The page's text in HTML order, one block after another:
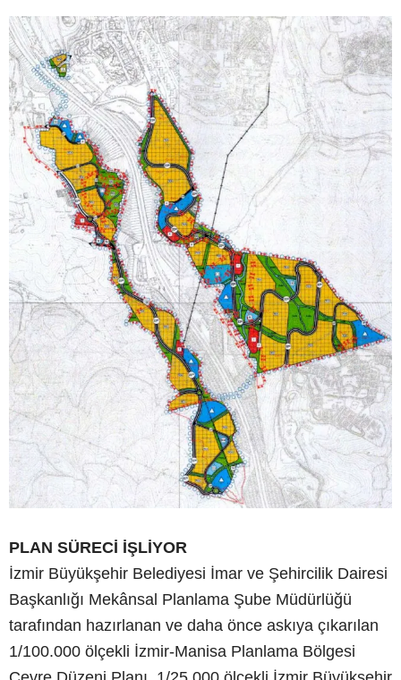
PLAN SÜRECİ İŞLİYOR
İzmir Büyükşehir Belediyesi İmar ve Şehircilik Dairesi
Başkanlığı Mekânsal Planlama Şube Müdürlüğü
tarafından hazırlanan ve daha önce askıya çıkarılan
1/100.000 ölçekli İzmir-Manisa Planlama Bölgesi